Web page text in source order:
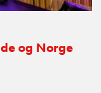
og Norge